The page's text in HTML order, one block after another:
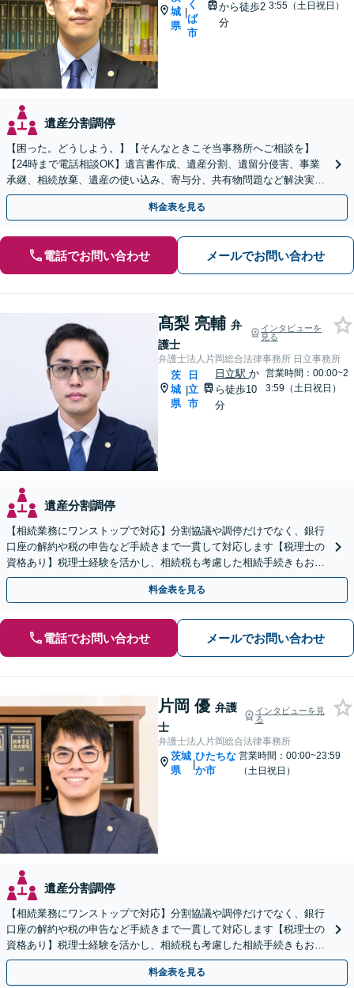
城
県
|
く
ば
市
から徒歩2
分
3:55（土日祝日）
遺産分割調停
【困った。どうしよう。】【そんなときこそ当事務所へご相談を】
【24時まで電話相談OK】遺言書作成、遺産分割、遺留分侵害、事業
承継、相続放棄、遺産の使い込み、寄与分、共有物問題など解決実績
多数【依頼者様の最善の解決を目指します】
料金表を見る
電話でお問い合わせ メールでお問い合わせ
髙梨 亮輔 弁
護士
インタビューを
見る
弁護士法人片岡総合法律事務所 日立事務所
茨
城
県
|
日
立
市
日立駅か
ら徒歩10
分
営業時間：00:00~2
3:59（土日祝日）
遺産分割調停
【相続業務にワンストップで対応】分割協議や調停だけでなく、銀行
口座の解約や税の申告など手続きまで一貫して対応します【税理士の
資格あり】税理士経験を活かし、相続税も考慮した相続手続きもお任
せください【初回相談無料】任意後見や生前贈与なども対応
料金表を見る
電話でお問い合わせ メールでお問い合わせ
片岡 優 弁護
士
インタビューを見
る
弁護士法人片岡総合法律事務所
茨城
県
|
ひたちな
か市
営業時間：00:00~23:59
（土日祝日）
遺産分割調停
【相続業務にワンストップで対応】分割協議や調停だけでなく、銀行
口座の解約や税の申告など手続きまで一貫して対応します【税理士の
資格あり】税理士経験を活かし、相続税も考慮した相続手続きもお任
せください【初回相談無料】任意後見や生前贈与なども対応
料金表を見る